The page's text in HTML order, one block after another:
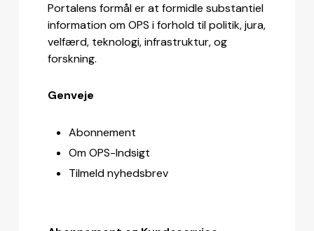
Portalens formål er at formidle substantiel
information om OPS i forhold til politik, jura,
velfærd, teknologi, infrastruktur, og
forskning.
Genveje
Abonnement
Om OPS-Indsigt
Tilmeld nyhedsbrev